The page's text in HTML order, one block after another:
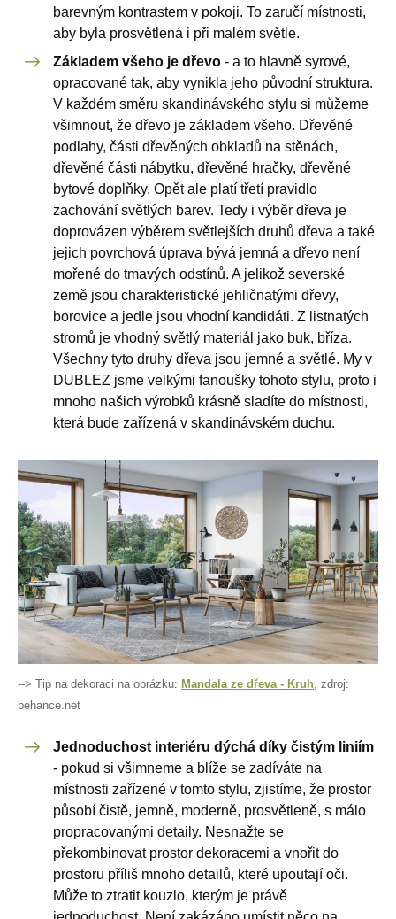
barevným kontrastem v pokoji. To zaručí místnosti,
aby byla prosvětlená i při malém světle.
Základem všeho je dřevo - a to hlavně syrové,
opracované tak, aby vynikla jeho původní struktura.
V každém směru skandinávského stylu si můžeme
všimnout, že dřevo je základem všeho. Dřevěné
podlahy, části dřevěných obkladů na stěnách,
dřevěné části nábytku, dřevěné hračky, dřevěné
bytové doplňky. Opět ale platí třetí pravidlo
zachování světlých barev. Tedy i výběr dřeva je
doprovázen výběrem světlejších druhů dřeva a také
jejich povrchová úprava bývá jemná a dřevo není
mořené do tmavých odstínů. A jelikož severské
země jsou charakteristické jehličnatými dřevy,
borovice a jedle jsou vhodní kandidáti. Z listnatých
stromů je vhodný světlý materiál jako buk, bříza.
Všechny tyto druhy dřeva jsou jemné a světlé. My v
DUBLEZ jsme velkými fanoušky tohoto stylu, proto i
mnoho našich výrobků krásně sladíte do místnosti,
která bude zařízená v skandinávském duchu.
--> Tip na dekoraci na obrázku: Mandala ze dřeva - Kruh , zdroj:
behance.net
Jednoduchost interiéru dýchá díky čistým liniím
- pokud si všimneme a blíže se zadíváte na
místnosti zařízené v tomto stylu, zjistíme, že prostor
působí čistě, jemně, moderně, prosvětleně, s málo
propracovanými detaily. Nesnažte se
překombinovat prostor dekoracemi a vnořit do
prostoru příliš mnoho detailů, které upoutají oči.
Může to ztratit kouzlo, kterým je právě